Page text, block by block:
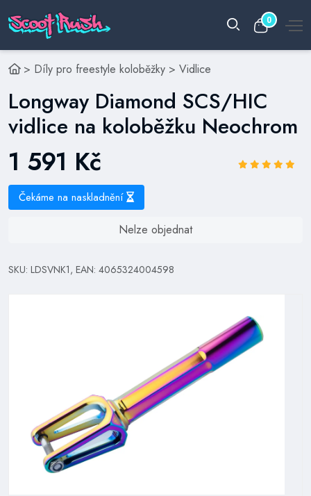
0
> Díly pro freestyle koloběžky > Vidlice
Longway Diamond SCS/HIC
vidlice na koloběžku Neochrom
1 591 Kč
Čekáme na naskladnění
Nelze objednat
SKU: LDSVNK1, EAN: 4065324004598